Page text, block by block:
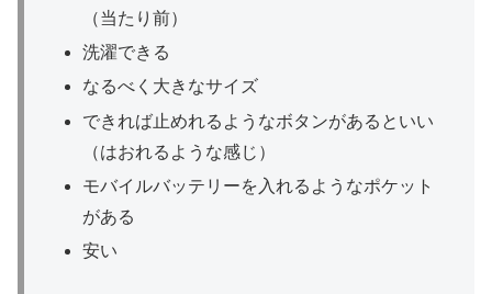
（当たり前）
洗濯できる
なるべく大きなサイズ
できれば止めれるようなボタンがあるといい
（はおれるような感じ）
モバイルバッテリーを入れるようなポケット
がある
安い